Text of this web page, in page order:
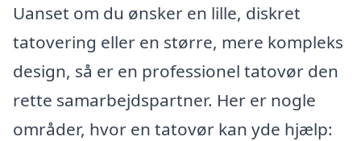
Uanset om du ønsker en lille, diskret
tatovering eller en større, mere kompleks
design, så er en professionel tatovør den
rette samarbejdspartner. Her er nogle
områder, hvor en tatovør kan yde hjælp: